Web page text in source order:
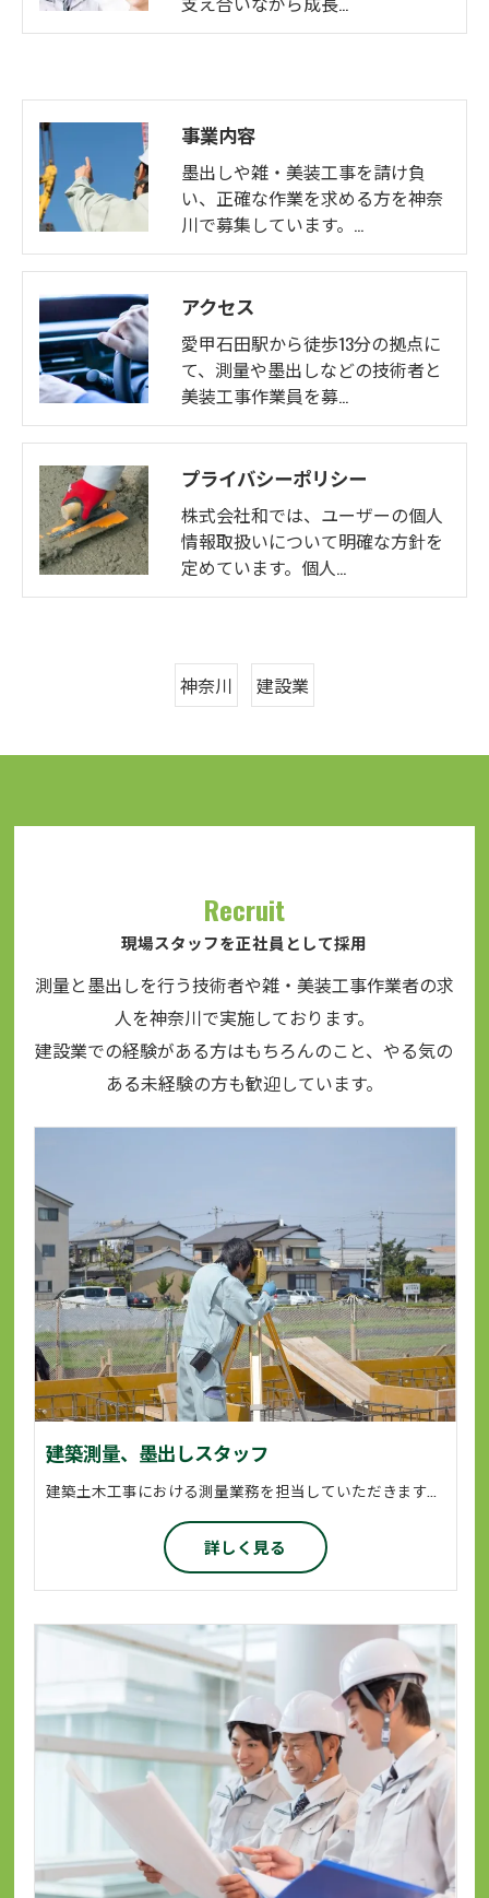
事業内容
墨出しや雑・美装工事を請け負
い、正確な作業を求める方を神奈
川で募集しています。…
アクセス
愛甲石田駅から徒歩13分の拠点に
て、測量や墨出しなどの技術者と
美装工事作業員を募…
プライバシーポリシー
株式会社和では、ユーザーの個人
情報取扱いについて明確な方針を
定めています。個人…
神奈川 建設業
現場スタッフを正社員として採用
Recruit
測量と墨出しを行う技術者や雑・美装工事作業者の求
人を神奈川で実施しております。
建設業での経験がある方はもちろんのこと、やる気の
ある未経験の方も歓迎しています。
建築測量、墨出しスタッフ
建築土木工事における測量業務を担当していただきます。 基本的に二人一組で動いていただいて建物を作る前に敷地や高さなどを測量器を使って測ります。 測量は建築工事や土木工事の基礎になる仕事ですから間違いは許されません。 正確かつ迅速に業務に従事していただきます。 業務に必要な資格につきましては会社が全面的にサポートいたします。
詳しく見る